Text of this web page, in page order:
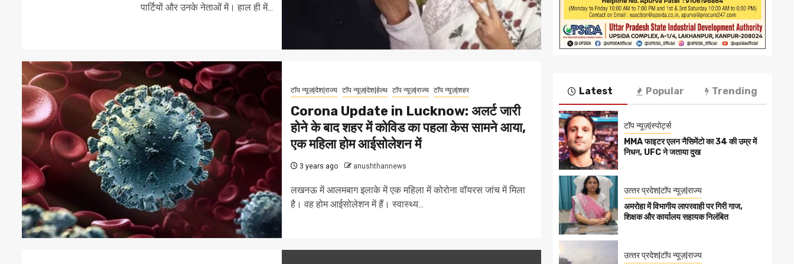
पार्टियों और उनके नेताओं में। हाल ही में...
टॉप न्यूज़|देश|राज्य टॉप न्यूज़|देश|हेल्थ टॉप न्यूज़|राज्य टॉप न्यूज़|शहर
Corona Update in Lucknow: अलर्ट जारी
होने के बाद शहर में कोविड का पहला केस सामने आया,
एक महिला होम आईसोलेशन में
3 years ago anushthannews
लखनऊ में आलमबाग इलाके में एक महिला में कोरोना वॉयरस जांच में मिला
है। वह होम आईसोलेशन में हैं। स्वास्थ्य...
Latest Popular Trending
टॉप न्यूज़|स्पोर्ट्स
MMA फाइटर एलन नैसिमेंटो का 34 की उम्र में
निधन, UFC ने जताया दुख
उत्‍तर प्रदेश|टॉप न्यूज़|राज्य
अमरोहा में विभागीय लापरवाही पर गिरी गाज,
शिक्षक और कार्यालय सहायक निलंबित
उत्‍तर प्रदेश|टॉप न्यूज़|राज्य